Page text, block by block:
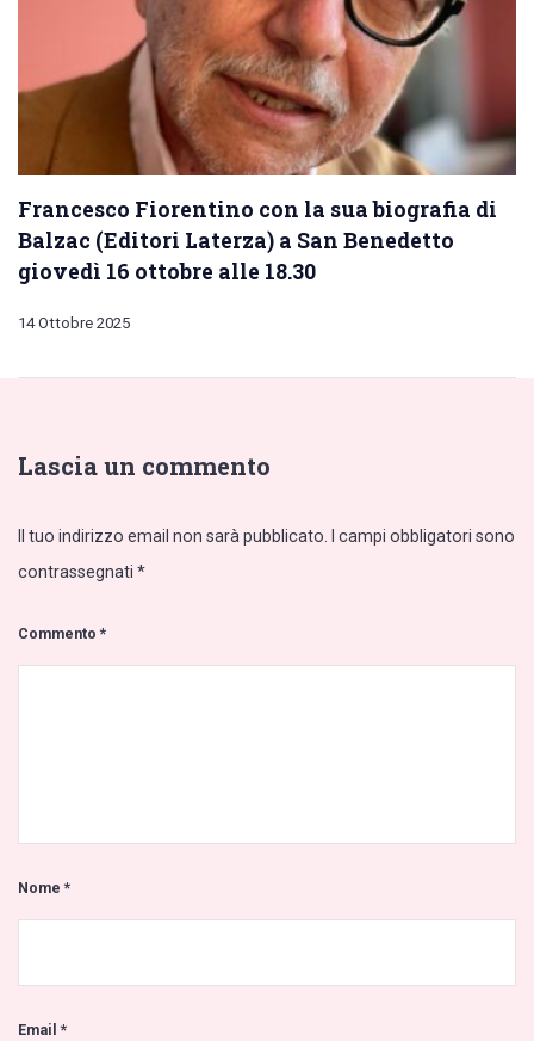
Francesco Fiorentino con la sua biografia di
Balzac (Editori Laterza) a San Benedetto
giovedì 16 ottobre alle 18.30
14 Ottobre 2025
Lascia un commento
Il tuo indirizzo email non sarà pubblicato.
I campi obbligatori sono
contrassegnati *
Commento*
Nome*
Email*